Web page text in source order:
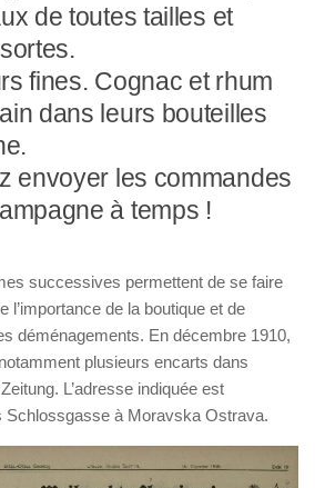
de toutes tailles et
fines. Cognac et rhum
dans leurs bouteilles
envoyer les commandes
à temps !
successives permettent de se faire
l’importance de la boutique et de
déménagements. En décembre 1910,
plusieurs encarts dans
L’adresse indiquée est
Schlossgasse à Moravska Ostrava.